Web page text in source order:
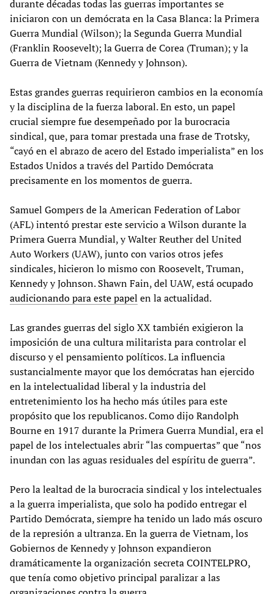
durante décadas todas las guerras importantes se
iniciaron con un demócrata en la Casa Blanca: la Primera
Guerra Mundial (Wilson); la Segunda Guerra Mundial
(Franklin Roosevelt); la Guerra de Corea (Truman); y la
Guerra de Vietnam (Kennedy y Johnson).
Estas grandes guerras requirieron cambios en la economía
y la disciplina de la fuerza laboral. En esto, un papel
crucial siempre fue desempeñado por la burocracia
sindical, que, para tomar prestada una frase de Trotsky,
“cayó en el abrazo de acero del Estado imperialista” en los
Estados Unidos a través del Partido Demócrata
precisamente en los momentos de guerra.
Samuel Gompers de la American Federation of Labor
(AFL) intentó prestar este servicio a Wilson durante la
Primera Guerra Mundial, y Walter Reuther del United
Auto Workers (UAW), junto con varios otros jefes
sindicales, hicieron lo mismo con Roosevelt, Truman,
Kennedy y Johnson. Shawn Fain, del UAW, está ocupado
audicionando para este papel en la actualidad.
Las grandes guerras del siglo XX también exigieron la
imposición de una cultura militarista para controlar el
discurso y el pensamiento políticos. La influencia
sustancialmente mayor que los demócratas han ejercido
en la intelectualidad liberal y la industria del
entretenimiento los ha hecho más útiles para este
propósito que los republicanos. Como dijo Randolph
Bourne en 1917 durante la Primera Guerra Mundial, era el
papel de los intelectuales abrir “las compuertas” que “nos
inundan con las aguas residuales del espíritu de guerra”.
Pero la lealtad de la burocracia sindical y los intelectuales
a la guerra imperialista, que solo ha podido entregar el
Partido Demócrata, siempre ha tenido un lado más oscuro
de la represión a ultranza. En la guerra de Vietnam, los
Gobiernos de Kennedy y Johnson expandieron
dramáticamente la organización secreta COINTELPRO,
que tenía como objetivo principal paralizar a las